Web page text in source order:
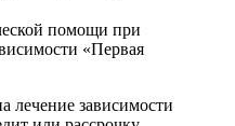
помощи при
«Первая
лечение зависимости